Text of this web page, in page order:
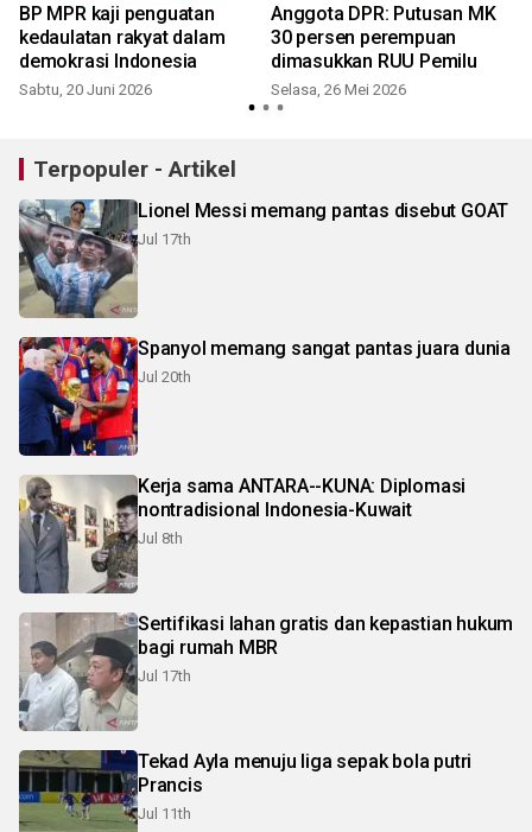
BP MPR kaji penguatan
kedaulatan rakyat dalam
demokrasi Indonesia
Sabtu, 20 Juni 2026
Anggota DPR: Putusan MK
30 persen perempuan
dimasukkan RUU Pemilu
Selasa, 26 Mei 2026
Terpopuler - Artikel
Lionel Messi memang pantas disebut GOAT
Jul 17th
Spanyol memang sangat pantas juara dunia
Jul 20th
Kerja sama ANTARA--KUNA: Diplomasi
nontradisional Indonesia-Kuwait
Jul 8th
Sertifikasi lahan gratis dan kepastian hukum
bagi rumah MBR
Jul 17th
Tekad Ayla menuju liga sepak bola putri
Prancis
Jul 11th